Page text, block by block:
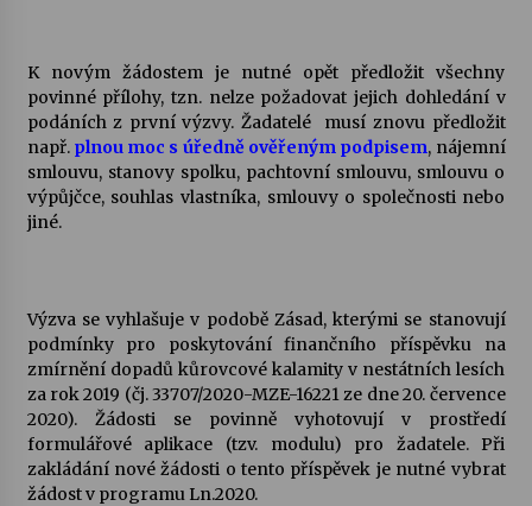
Varhanní recitál Michala Novenka v Klášteře
Želiv
3. 7. 2026
Petr Adamec – Malovaný svět
30. 6. 2026
K novým žádostem je nutné opět předložit všechny
povinné přílohy, tzn. nelze požadovat jejich dohledání v
podáních z první výzvy. Žadatelé musí znovu předložit
např. plnou moc s úředně ověřeným podpisem, nájemní
smlouvu, stanovy spolku, pachtovní smlouvu, smlouvu o
výpůjčce, souhlas vlastníka, smlouvy o společnosti nebo
jiné.
Výzva se vyhlašuje v podobě Zásad, kterými se stanovují
podmínky pro poskytování finančního příspěvku na
zmírnění dopadů kůrovcové kalamity v nestátních lesích
za rok 2019 (čj. 33707/2020-MZE-16221 ze dne 20. července
2020). Žádosti se povinně vyhotovují v prostředí
formulářové aplikace (tzv. modulu) pro žadatele. Při
zakládání nové žádosti o tento příspěvek je nutné vybrat
žádost v programu Ln.2020.